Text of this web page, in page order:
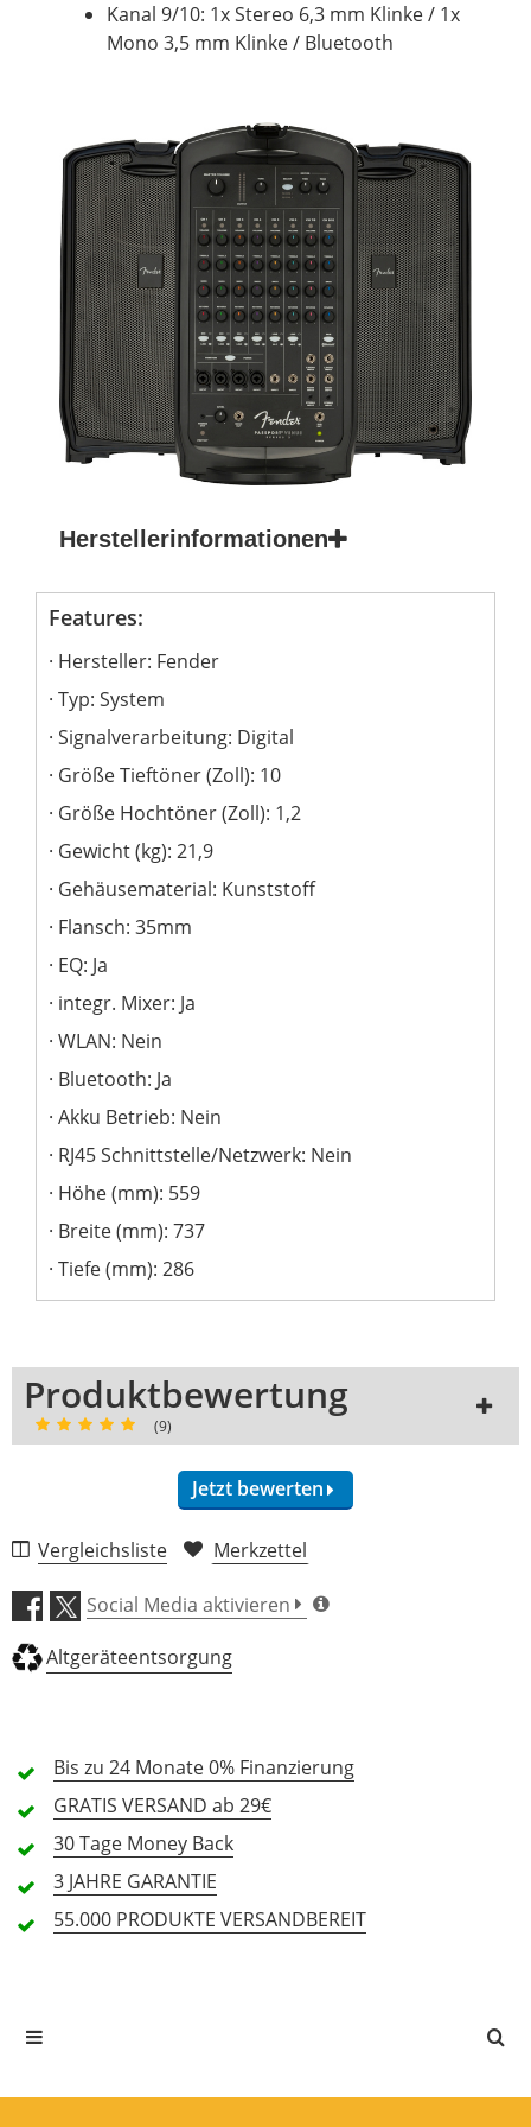
Kanal 9/10: 1x Stereo 6,3 mm Klinke / 1x
Mono 3,5 mm Klinke / Bluetooth
Herstellerinformationen
Features:
Hersteller: Fender
Typ: System
Signalverarbeitung: Digital
Größe Tieftöner (Zoll): 10
Größe Hochtöner (Zoll): 1,2
Gewicht (kg): 21,9
Gehäusematerial: Kunststoff
Flansch: 35mm
EQ: Ja
integr. Mixer: Ja
WLAN: Nein
Bluetooth: Ja
Akku Betrieb: Nein
RJ45 Schnittstelle/Netzwerk: Nein
Höhe (mm): 559
Breite (mm): 737
Tiefe (mm): 286
Produktbewertung
(9)
Jetzt bewerten
9 Rezensionen
5 Sterne
4 Sterne
3 Sterne
Alle Sprachen
lautstarke Anlage für kleinere
Vergleichsliste Merkzettel
Social Media aktivieren
Altgeräteentsorgung
Bis zu 24 Monate0% Finanzierung
GRATIS VERSAND ab 29€
30 Tage Money Back
3 JAHRE GARANTIE
55.000 PRODUKTE VERSANDBEREIT